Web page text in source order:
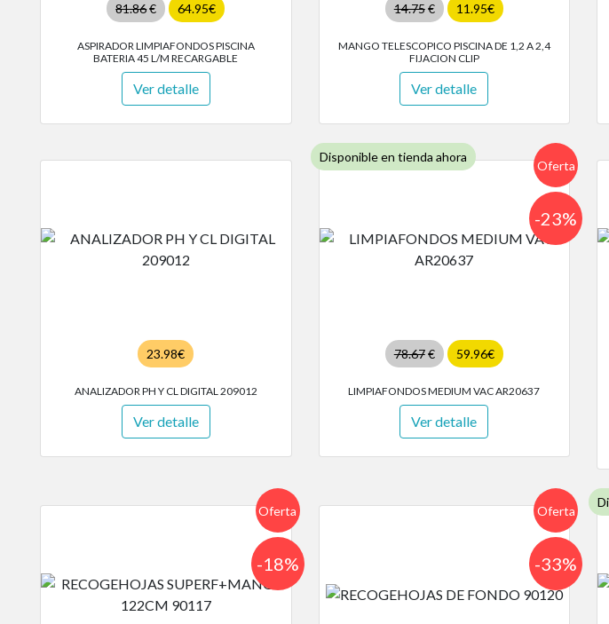
81.86€ 64.95€
ASPIRADOR LIMPIAFONDOS PISCINA
BATERIA 45 L/M RECARGABLE
Ver detalle
14.75€ 11.95€
MANGO TELESCOPICO PISCINA DE 1,2 A 2,4
FIJACION CLIP
Ver detalle
23.98€
ANALIZADOR PH Y CL DIGITAL 209012
Ver detalle
Disponible en tienda ahora
Oferta
78.67€ 59.96€
-23%
LIMPIAFONDOS MEDIUM VAC AR20637
Ver detalle
Oferta
-18%
Oferta
-33%